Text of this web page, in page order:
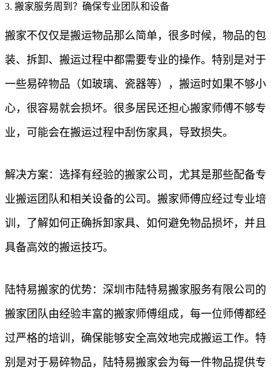
3. 搬家服务周到？确保专业团队和设备
搬家不仅仅是搬运物品那么简单，很多时候，物品的包
装、拆卸、搬运过程中都需要专业的操作。特别是对于
一些易碎物品（如玻璃、瓷器等），搬运时如果不够小
心，很容易就会损坏。很多居民还担心搬家师傅不够专
业，可能会在搬运过程中刮伤家具，导致损失。
解决方案：选择有经验的搬家公司，尤其是那些配备专
业搬运团队和相关设备的公司。搬家师傅应经过专业培
训，了解如何正确拆卸家具、如何避免物品损坏，并且
具备高效的搬运技巧。
陆特易搬家的优势：深圳市陆特易搬家服务有限公司的
搬家团队由经验丰富的搬家师傅组成，每一位师傅都经
过严格的培训，确保能够安全高效地完成搬运工作。特
别是对于易碎物品，陆特易搬家会为每一件物品提供专